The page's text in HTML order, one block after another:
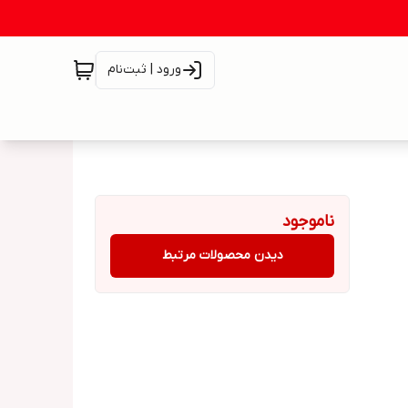
ورود | ثبت‌نام
ناموجود
دیدن محصولات مرتبط